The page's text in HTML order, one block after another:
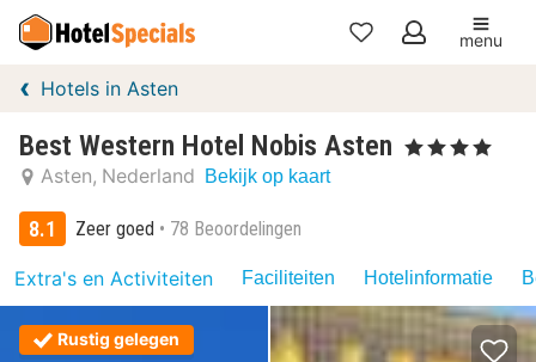
Mijn
menu
Hotels in Asten
Best Western Hotel Nobis Asten , 4 Sterren
Asten Nederland Bekijk op kaart
8.1 Zeer goed 78 Beoordelingen
Extra's en Activiteiten Faciliteiten Hotelinformatie
Rustig gelegen